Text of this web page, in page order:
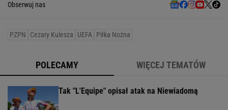
Obserwuj nas
PZPN Cezary Kulesza UEFA Piłka Nożna
POLECAMY WIĘCEJ TEMATÓW
Tak "L'Equipe" opisał atak na Niewiadomą